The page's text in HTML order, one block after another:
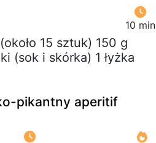
10 min
15 sztuk) 150 g
(sok i skórka) 1 łyżka
pikantny aperitif